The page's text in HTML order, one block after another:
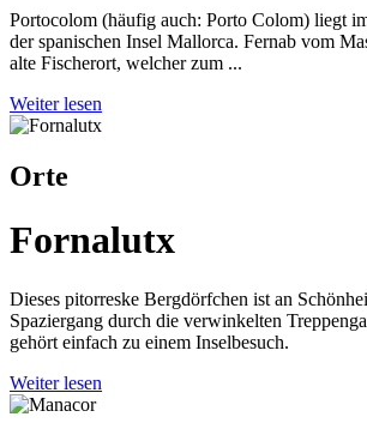
Portocolom (häufig auch: Porto Colom) liegt
der spanischen Insel Mallorca. Fernab vom
alte Fischerort, welcher zum ...
Weiter lesen
Orte
Fornalutx
Dieses pitorreske Bergdörfchen ist an
Spaziergang durch die verwinkelten
gehört einfach zu einem Inselbesuch.
Weiter lesen